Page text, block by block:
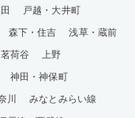
戸越・大井町
森下・住吉
浅草・蔵前
荷谷
上野
神田・神保町
川
みなとみらい線